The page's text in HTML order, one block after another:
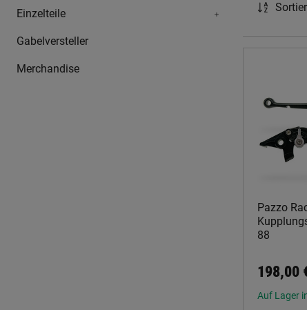
Pazzo
88
198,00
Auf Lager
Einzelteile
Gabelversteller
Merchandise